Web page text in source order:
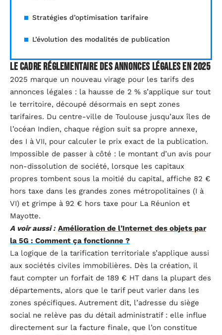
Stratégies d’optimisation tarifaire
L’évolution des modalités de publication
Le cadre réglementaire des annonces légales en 2025
2025 marque un nouveau virage pour les tarifs des
annonces légales : la hausse de 2 % s’applique sur tout
le territoire, découpé désormais en sept zones
tarifaires. Du centre-ville de Toulouse jusqu’aux îles de
l’océan Indien, chaque région suit sa propre annexe,
des I à VII, pour calculer le prix exact de la publication.
Impossible de passer à côté : le montant d’un avis pour
non-dissolution de société, lorsque les capitaux
propres tombent sous la moitié du capital, affiche 82 €
hors taxe dans les grandes zones métropolitaines (I à
VI) et grimpe à 92 € hors taxe pour La Réunion et
Mayotte.
A voir aussi : Amélioration de l’Internet des objets par
la 5G : Comment ça fonctionne ?
La logique de la tarification territoriale s’applique aussi
aux sociétés civiles immobilières. Dès la création, il
faut compter un forfait de 189 € HT dans la plupart des
départements, alors que le tarif peut varier dans les
zones spécifiques. Autrement dit, l’adresse du siège
social ne relève pas du détail administratif : elle influe
directement sur la facture finale, que l’on constitue